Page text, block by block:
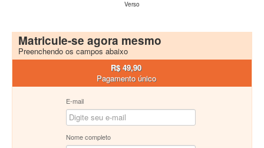
Verso
Matricule-se agora mesmo
Preenchendo os campos abaixo
R$ 49,90
Pagamento único
E-mail
Nome completo